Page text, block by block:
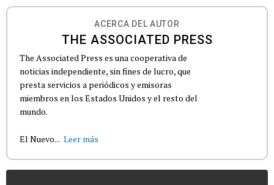
ACERCA DEL AUTOR
THE ASSOCIATED PRESS
The Associated Press es una cooperativa de
noticias independiente, sin fines de lucro, que
presta servicios a periódicos y emisoras
miembros en los Estados Unidos y el resto del
mundo.
El Nuevo... Leer más